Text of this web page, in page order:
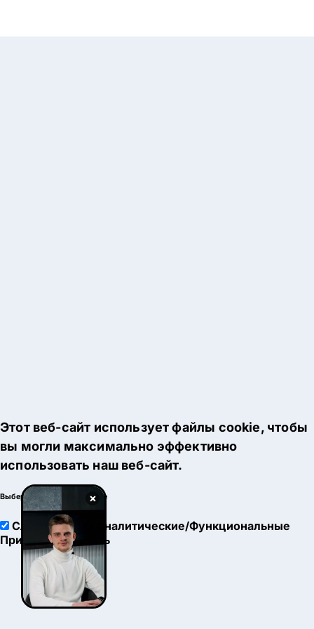
×
Этот веб-сайт использует файлы cookie, чтобы
вы могли максимально эффективно
использовать наш веб-сайт.
Выберите настройки cookie
Служебные
Аналитические/Функциональные
Принять Настроить